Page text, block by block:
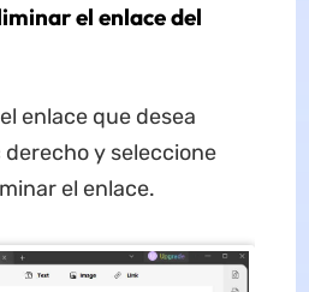
el enlace del
enlace que desea
y seleccione
el enlace.